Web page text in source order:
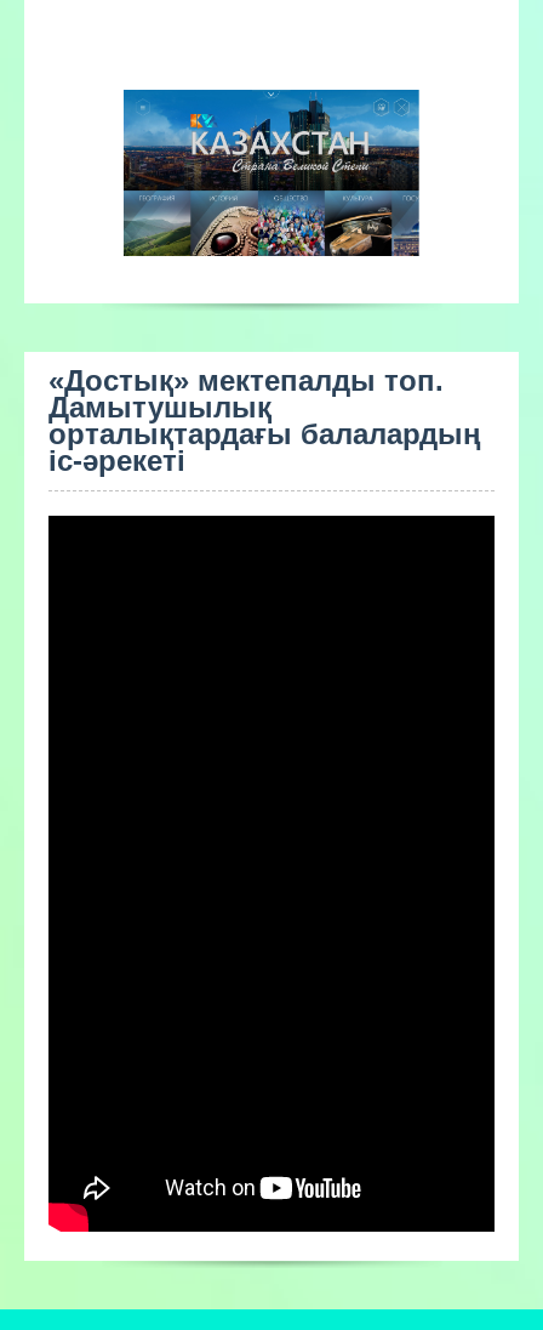
«Достық» мектепалды топ.
Дамытушылық
орталықтардағы балалардың
іс-әрекеті